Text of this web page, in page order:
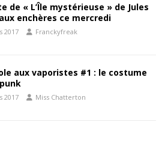
de « L’Île mystérieuse » de Jules
enchères ce mercredi
2017 Franckyfreak
aux vaporistes #1 : le costume
2017 Miss Chatterton